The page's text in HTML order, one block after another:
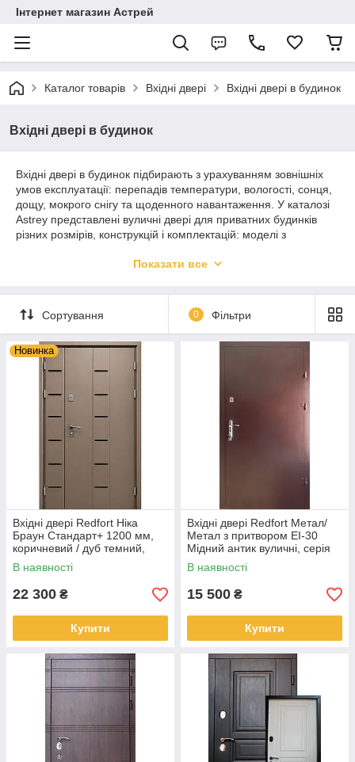
Інтернет магазин Астрей
Каталог товарів Вхідні двері Вхідні двері в будинок
Вхідні двері в будинок
Вхідні двері в будинок підбирають з урахуванням зовнішніх
умов експлуатації: перепадів температури, вологості, сонця,
дощу, мокрого снігу та щоденного навантаження. У каталозі
Astrey представлені вуличні двері для приватних будинків
різних розмірів, конструкцій і комплектацій: моделі з
накладками, ущільнювачами, різними типами замків і
отвору, сторону відкривання, товщину полотна і металу, тип
короба, наповнення, якість зовнішнього покриття, замки,
фурнітуру та умови встановлення. Для Києва та передмістя
можемо допомогти з організацією монтажу і демонтажу через
перевірених підрядників.
Показати все
Сортування 0 Фільтри
Новинка
Вхідні двері Redfort Ніка
Браун Стандарт+ 1200 мм,
коричневий / дуб темний,
вуличні
В наявності
22 300 ₴
Купити
Вхідні двері Redfort Метал/
Метал з притвором EI-30
Мідний антик вуличні, серія
Стандарт+
В наявності
15 500 ₴
Купити